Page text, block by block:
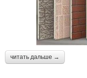
читать дальше →